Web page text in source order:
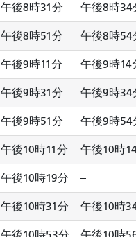
午後8時31分 午後8時34
午後8時51分 午後8時54
午後9時11分 午後9時14
午後9時31分 午後9時34
午後9時51分 午後9時54
午後10時11分 午後10時
午後10時19分 --
午後10時31分 午後10時